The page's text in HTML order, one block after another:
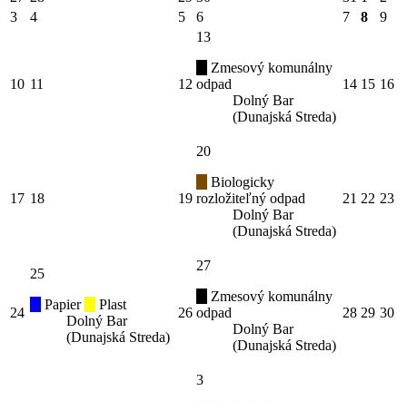
3
4 5 6 7 8 9
10 11 12
13
Zmesový komunálny
odpad
Dolný Bar
(Dunajská Streda)
14 15 16
17 18 19
20
Biologicky
rozložiteľný odpad
Dolný Bar
(Dunajská Streda)
21 22 23
24
25
Papier
Plast
Dolný Bar
(Dunajská Streda)
26
27
Zmesový komunálny
odpad
Dolný Bar
(Dunajská Streda)
28 29 30
3